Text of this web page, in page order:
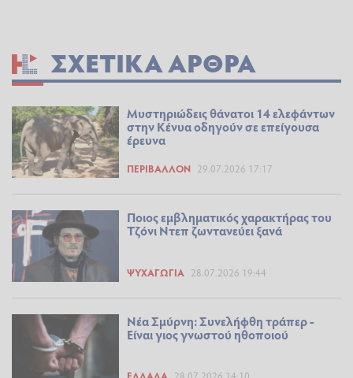
ΣΧΕΤΙΚΆ ΆΡΘΡΑ
Mυστηριώδεις θάνατοι 14 ελεφάντων
στην Κένυα οδηγούν σε επείγουσα
έρευνα
ΠΕΡΙΒΆΛΛΟΝ 29.07.2026 17:17
Ποιος εμβληματικός χαρακτήρας του
Τζόνι Ντεπ ζωντανεύει ξανά
ΨΥΧΑΓΩΓΊΑ 28.07.2026 19:44
Νέα Σμύρνη: Συνελήφθη τράπερ -
Είναι γιος γνωστού ηθοποιού